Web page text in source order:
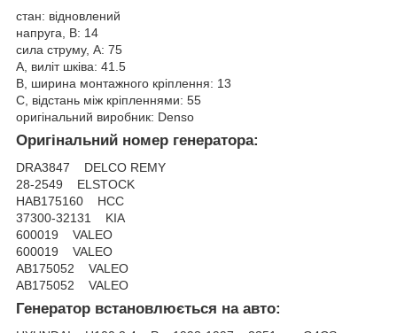
стан: відновлений
напруга, В: 14
сила струму, А: 75
A, виліт шківа: 41.5
B, ширина монтажного кріплення: 13
C, відстань між кріпленнями: 55
оригінальний виробник: Denso
Оригінальний номер генератора:
DRA3847 DELCO REMY
28-2549 ELSTOCK
HAB175160 HCC
37300-32131 KIA
600019 VALEO
600019 VALEO
AB175052 VALEO
AB175052 VALEO
Генератор встановлюється на авто: